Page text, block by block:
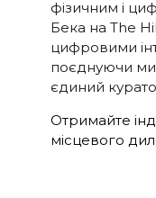
фізичним і
Бека на The
цифровими
поєднуючи
єдиний
Отримайте
місцевого